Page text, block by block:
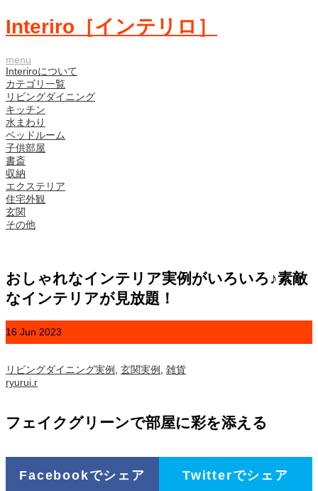
Interiro［インテリロ］
menu
Interiroについて
カテゴリ一覧
リビングダイニング
キッチン
水まわり
ベッドルーム
子供部屋
書斎
収納
エクステリア
住宅外観
玄関
その他
おしゃれなインテリア実例がいろいろ♪素敵
なインテリアが見放題！
16 Jun 2023
リビングダイニング実例 , 玄関実例 , 雑貨
ryurui.r
フェイクグリーンで部屋に彩を添える
Facebookでシェア Twitterでシェア